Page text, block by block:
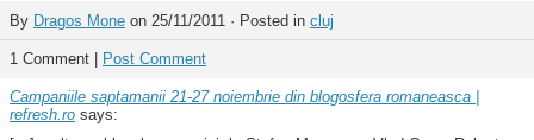
By Dragos Mone on 25/11/2011 · Posted in cluj
1 Comment | Post Comment
Campaniile saptamanii 21-27 noiembrie din blogosfera romaneasca |
refresh.ro says: